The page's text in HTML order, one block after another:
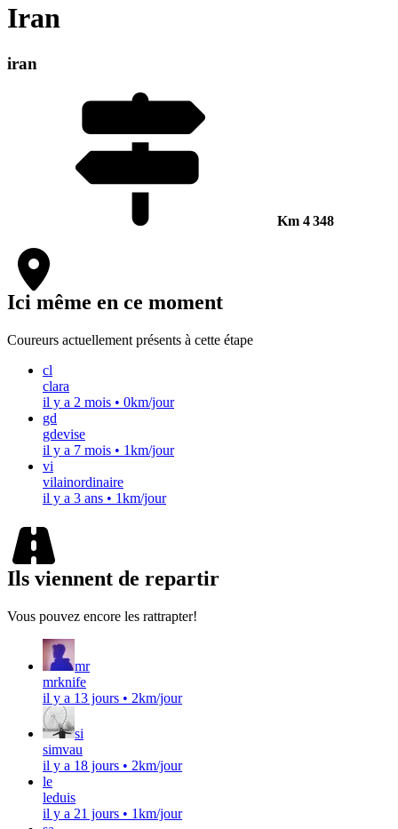
Iran
iran
Km 4 348
Ici même en ce moment
Coureurs actuellement présents à cette étape
cl
clara
il y a 2 mois • 0km/jour
gd
gdevise
il y a 7 mois • 1km/jour
vi
vilainordinaire
il y a 3 ans • 1km/jour
Ils viennent de repartir
Vous pouvez encore les rattrapter!
mr
mrknife
il y a 13 jours • 2km/jour
si
simvau
il y a 18 jours • 2km/jour
le
leduis
il y a 21 jours • 1km/jour